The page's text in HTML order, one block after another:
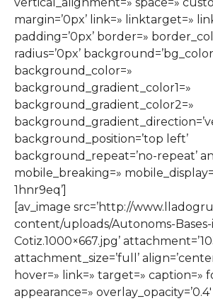
margin=’0px’ link=» linktarget=»
padding=’0px’ border=»
radius=’0px’
background_color=»
background_gradient_color1=»
background_gradient_color2=»
background_position=’top left’
background_repeat=’no-repeat’
mobile_breaking=»
1hnr9eq’]
[av_image src=’http://
content/uploads/Autonoms-Bases-
Cotiz.1000×667.jpg’
attachment_size=’full’
hover=» link=» target=» caption=»
appearance=» overlay_opacity=’0.4′